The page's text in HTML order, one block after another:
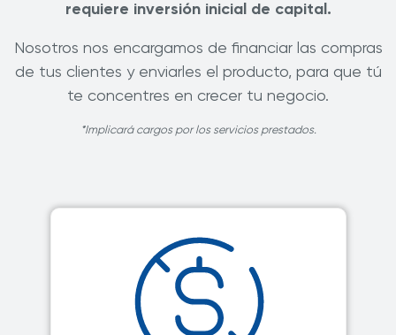
requiere inversión inicial de capital.
Nosotros nos encargamos de financiar las compras
de tus clientes y enviarles el producto, para que tú
te concentres en crecer tu negocio.
*Implicará cargos por los servicios prestados.